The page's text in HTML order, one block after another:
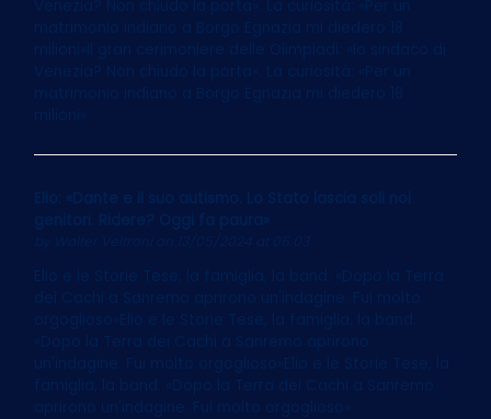
Venezia? Non chiudo la porta». La curiosità: «Per un
matrimonio indiano a Borgo Egnazia mi diedero 18
milioni»Il gran cerimoniere delle Olimpiadi: «Io sindaco di
Venezia? Non chiudo la porta». La curiosità: «Per un
matrimonio indiano a Borgo Egnazia mi diedero 18
Elio: «Dante e il suo autismo. Lo Stato lascia soli noi
genitori. Ridere? Oggi fa paura»
Walter Veltroni on 13/05/2024 at 06:03
Elio e le Storie Tese, la famiglia, la band. «Dopo la Terra
dei Cachi a Sanremo aprirono un'indagine. Fui molto
orgoglioso»Elio e le Storie Tese, la famiglia, la band.
«Dopo la Terra dei Cachi a Sanremo aprirono
un'indagine. Fui molto orgoglioso»Elio e le Storie Tese, la
famiglia, la band. «Dopo la Terra dei Cachi a Sanremo
aprirono un'indagine. Fui molto orgoglioso»